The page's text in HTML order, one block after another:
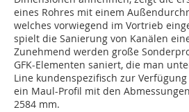
eines Rohres mit einem
welches vorwiegend im Vortrieb
spielt die Sanierung von Kanälen
Zunehmend werden große
GFK-Elementen saniert, die man
Line kundenspezifisch zur
ein Maul-Profil mit den
2584 mm.